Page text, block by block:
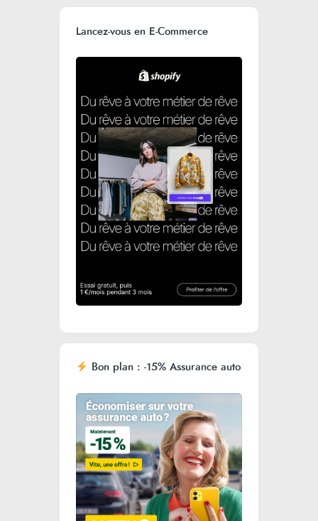
Lancez-vous en E-Commerce
Bon plan : -15% Assurance auto